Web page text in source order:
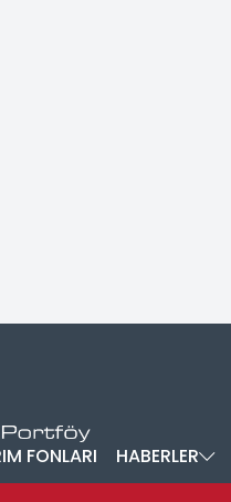
FONLARI HABERLER